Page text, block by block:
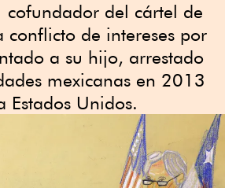
del cártel de
de intereses por
a su hijo, arrestado
mexicanas en 2013
Estados Unidos.